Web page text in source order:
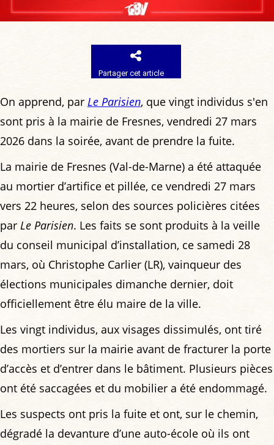
Partager cet article
On apprend, par Le Parisien, que vingt individus s'en
sont pris à la mairie de Fresnes, vendredi 27 mars
2026 dans la soirée, avant de prendre la fuite.
La mairie de Fresnes (Val-de-Marne) a été attaquée
au mortier d’artifice et pillée, ce vendredi 27 mars
vers 22 heures, selon des sources policières citées
par Le Parisien. Les faits se sont produits à la veille
du conseil municipal d’installation, ce samedi 28
mars, où Christophe Carlier (LR), vainqueur des
élections municipales dimanche dernier, doit
officiellement être élu maire de la ville.
Les vingt individus, aux visages dissimulés, ont tiré
des mortiers sur la mairie avant de fracturer la porte
d’accès et d’entrer dans le bâtiment. Plusieurs pièces
ont été saccagées et du mobilier a été endommagé.
Les suspects ont pris la fuite et ont, sur le chemin,
dégradé la devanture d’une auto-école où ils ont